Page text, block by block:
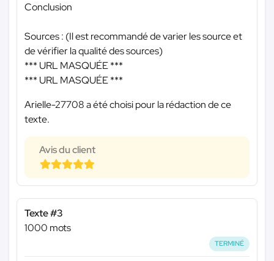
Conclusion
Sources : (Il est recommandé de varier les source et
de vérifier la qualité des sources)
*** URL MASQUÉE ***
*** URL MASQUÉE ***
Arielle-27708 a été choisi pour la rédaction de ce
texte.
Avis du client
Texte #3
1000 mots
TERMINÉ